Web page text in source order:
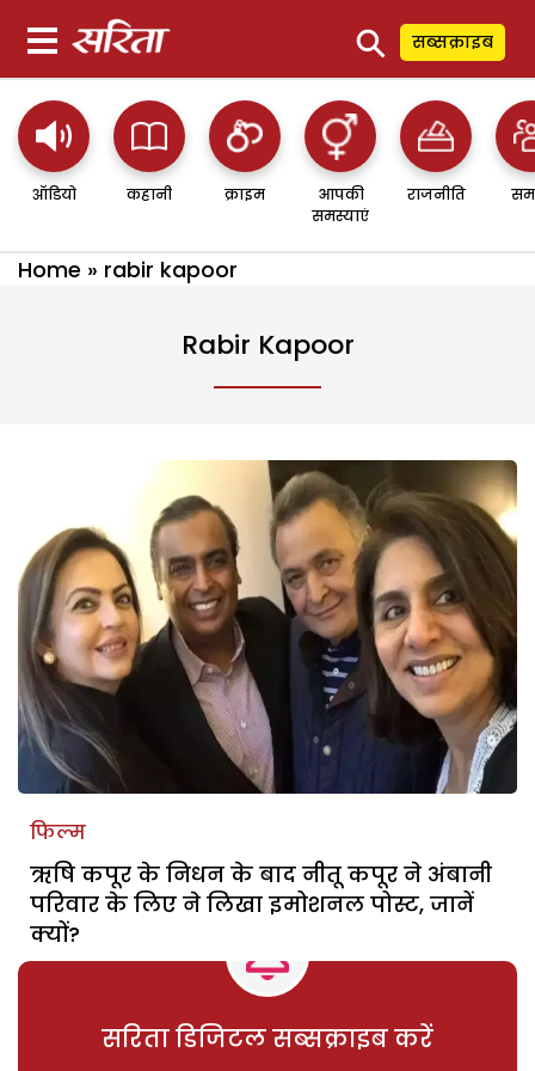
⚲ सब्सक्राइब
ऑडियो कहानी क्राइम
आपकी
समस्याएं
राजनीति
Home » rabir kapoor
Rabir Kapoor
फिल्म
ऋषि कपूर के निधन के बाद नीतू कपूर ने अंबानी
परिवार के लिए ने लिखा इमोशनल पोस्ट, जानें
क्यों?
सरिता डिजिटल सब्सक्राइब करें